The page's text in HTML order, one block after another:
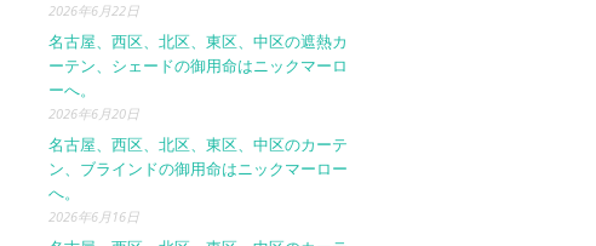
2026年6月22日
名古屋、西区、北区、東区、中区の遮熱カ
ーテン、シェードの御用命はニックマーロ
ーへ。
2026年6月20日
名古屋、西区、北区、東区、中区のカーテ
ン、ブラインドの御用命はニックマーロー
へ。
2026年6月16日